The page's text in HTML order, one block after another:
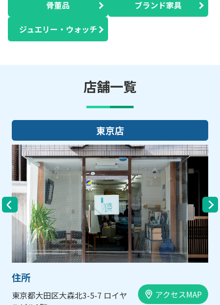
骨董品 ブランド家具
ジュエリー・ウォッチ
店舗一覧
大阪店
住所
大阪市中央区内平野町1-1-5 西大
アクセスMAP